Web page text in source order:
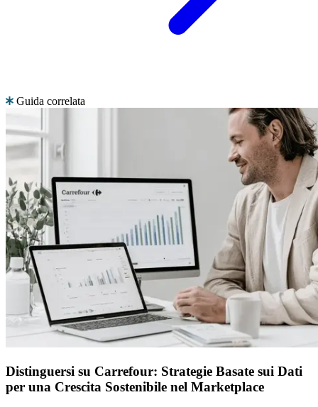
Guida correlata
Distinguersi su Carrefour: Strategie Basate sui Dati
per una Crescita Sostenibile nel Marketplace